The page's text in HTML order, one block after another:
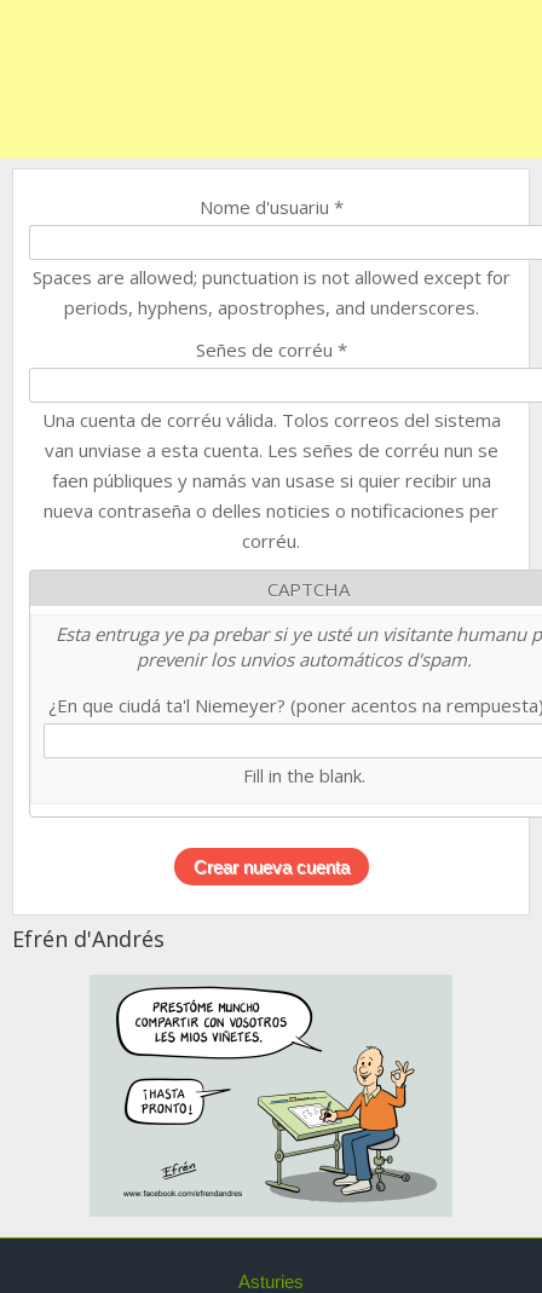
Nome d'usuariu *
Spaces are allowed; punctuation is not allowed except for
periods, hyphens, apostrophes, and underscores.
Señes de corréu *
Una cuenta de corréu válida. Tolos correos del sistema
van unviase a esta cuenta. Les señes de corréu nun se
faen públiques y namás van usase si quier recibir una
nueva contraseña o delles noticies o notificaciones per
corréu.
CAPTCHA
Esta entruga ye pa prebar si ye usté un visitante humanu
prevenir los unvios automáticos d'spam.
¿En que ciudá ta'l Niemeyer? (poner acentos na
Fill in the blank.
Efrén d'Andrés
Asturies